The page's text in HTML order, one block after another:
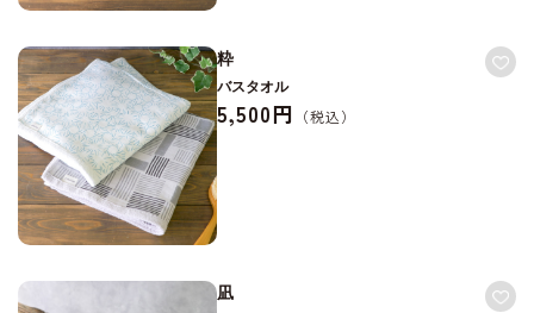
粋
バスタオル
5,500円
凪